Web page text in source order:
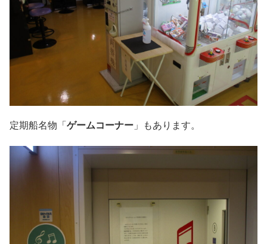
定期船名物「 ゲームコーナー 」もあります。